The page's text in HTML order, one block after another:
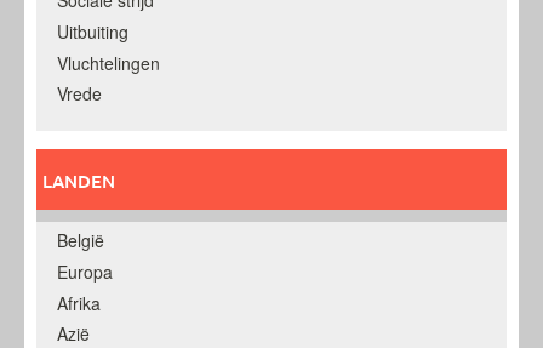
Uitbuiting
Vluchtelingen
Vrede
LANDEN
België
Europa
Afrika
Azië